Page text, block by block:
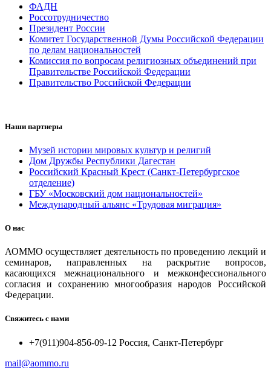
ФАДН
Россотрудничество
Президент России
Комитет Государственной Думы Российской Федерации
по делам национальностей
Комиссия по вопросам религиозных объединений при
Правительстве Российской Федерации
Правительство Российской Федерации
Наши партнеры
Музей истории мировых культур и религий
Дом Дружбы Республики Дагестан
Российский Красный Крест (Санкт-Петербургское
отделение)
ГБУ «Московский дом национальностей»
Международный альянс «Трудовая миграция»
О нас
АОММО осуществляет деятельность по проведению лекций и
семинаров, направленных на раскрытие вопросов,
касающихся межнационального и межконфессионального
согласия и сохранению многообразия народов Российской
Федерации.
Свяжитесь с нами
+7(911)904-856-09-12 Россия, Санкт-Петербург
mail@aommo.ru